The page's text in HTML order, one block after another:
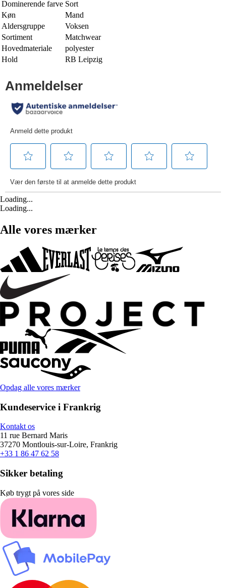
Dominerende farve Sort
Køn
Mand
Aldersgruppe
Voksen
Sortiment
Matchwear
Hovedmateriale
polyester
Hold
RB Leipzig
Loading...
Loading...
Alle vores mærker
Opdag alle vores mærker
Kundeservice i Frankrig
Kontakt os
11 rue Bernard Maris
37270 Montlouis-sur-Loire, Frankrig
+33 1 86 47 62 58
Sikker betaling
Køb trygt på vores side